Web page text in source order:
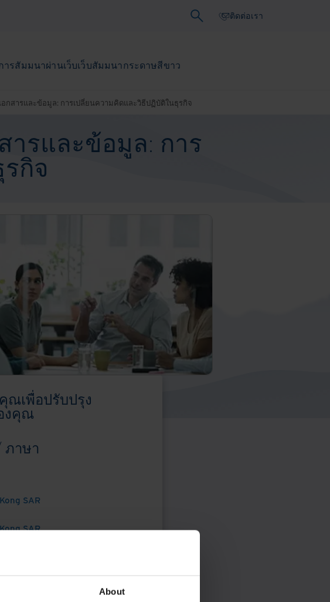
About
ติดต่อเรา
ารสัมมนาผ่านเว็บเว็บสัมมนากระดาษสีขาว
ณเพื่อปรับปรุง
งคุณ
ภาษา
SAR
SAR
อกสารและข้อมูล: การเปลี่ยนความคิดและวิธีปฏิบัติในธุรกิจ
ารและข้อมูล: การ
กิจ
เก็บ
รับ
ความ
และไอที
ระบบ